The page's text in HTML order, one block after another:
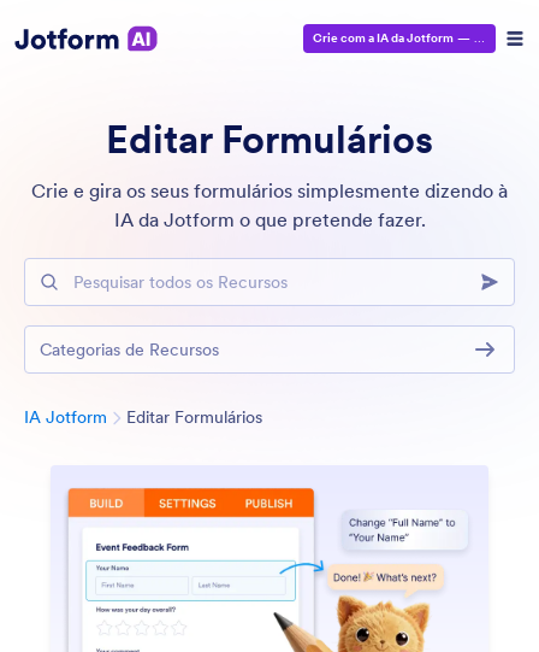
Crie com a IA da Jotform — É grátis!
Editar Formulários
Crie e gira os seus formulários simplesmente dizendo à
IA da Jotform o que pretende fazer.
Pesquisar todos os Recursos
IA Jotform Editar FormuláriosCategoria
Categorias de Recursos